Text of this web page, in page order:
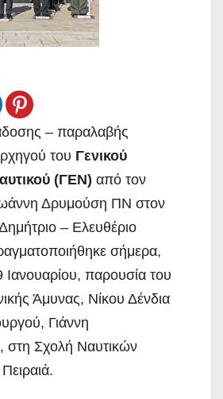
– παραλαβής
του Γενικού
(ΓΕΝ) από τον
Δρυμούση ΠΝ στον
– Ελευθέριο
σήμερα,
παρουσία του
Άμυνας, Νίκου Δένδια
Γιάννη
στη Σχολή Ναυτικών